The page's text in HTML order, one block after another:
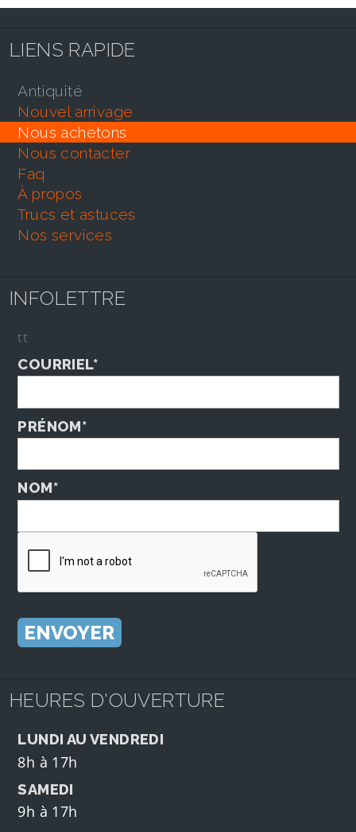
LIENS RAPIDE
antiquité
nouvel arrivage
nous achetons
nous contacter
faq
À propos
trucs et astuces
nos services
INFOLETTRE
tt
COURRIEL*
PRÉNOM*
NOM*
HEURES D'OUVERTURE
LUNDI AU VENDREDI
8h à 17h
SAMEDI
9h à 17h